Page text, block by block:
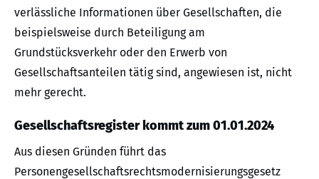
verlässliche Informationen über Gesellschaften, die
beispielsweise durch Beteiligung am
Grundstücksverkehr oder den Erwerb von
Gesellschaftsanteilen tätig sind, angewiesen ist, nicht
mehr gerecht.
Gesellschaftsregister kommt zum 01.01.2024
Aus diesen Gründen führt das
Personengesellschaftsrechtsmodernisierungsgesetz